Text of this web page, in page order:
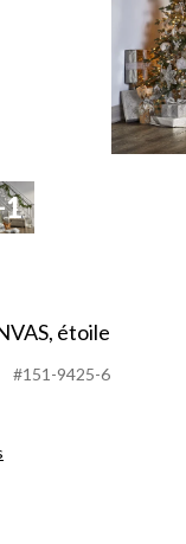
étoile
#151-9425-6